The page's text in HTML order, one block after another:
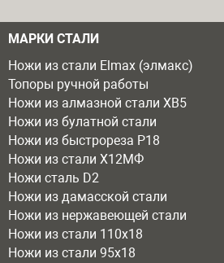
МАРКИ СТАЛИ
Ножи из стали Elmax (элмакс)
Топоры ручной работы
Ножи из алмазной стали ХВ5
Ножи из булатной стали
Ножи из быстрореза Р18
Ножи из стали Х12МФ
Ножи сталь D2
Ножи из дамасской стали
Ножи из нержавеющей стали
Ножи из стали 110х18
Ножи из стали 95х18